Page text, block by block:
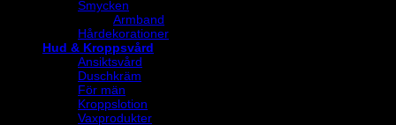
Smycken
Armband
Hårdekorationer
Hud & Kroppsvård
Ansiktsvård
Duschkräm
För män
Kroppslotion
Vaxprodukter